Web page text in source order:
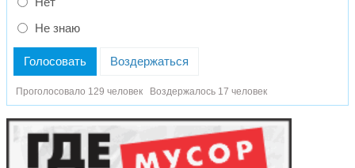
Не знаю
Голосовать Воздержаться
Проголосовало 129 человек Воздержалось 17 человек